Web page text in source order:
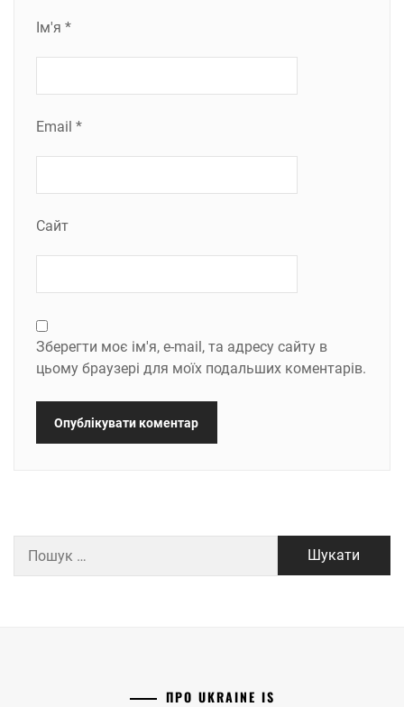
Ім'я *
Email *
Сайт
Зберегти моє ім'я, e-mail, та адресу сайту в
цьому браузері для моїх подальших коментарів.
ПРО UKRAINE IS